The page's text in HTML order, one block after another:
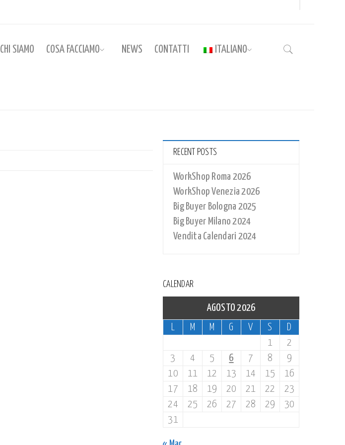
CHI SIAMO COSA FACCIAMO NEWS CONTATTI ITALIANO
RECENT POSTS
WorkShop Roma 2026
WorkShop Venezia 2026
Big Buyer Bologna 2025
Big Buyer Milano 2024
Vendita Calendari 2024
CALENDAR
AGOSTO 2026
L
M M G V S
D
1
2
3
4 5 6 7 8
9
10
11 12 13 14 15
16
17
18 19 20 21 22
23
24
25 26 27 28 29
30
31